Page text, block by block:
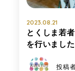
2023.08.21
とくしま若
を行いました
投稿